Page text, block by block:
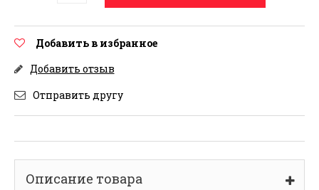
Добавить в избранное
Добавить отзыв
Отправить другу
Описание товара